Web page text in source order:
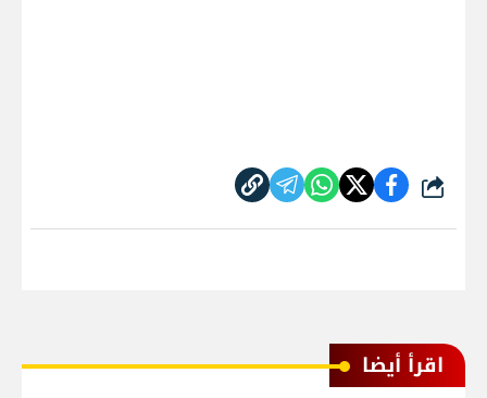
شارك
اقرأ أيضا